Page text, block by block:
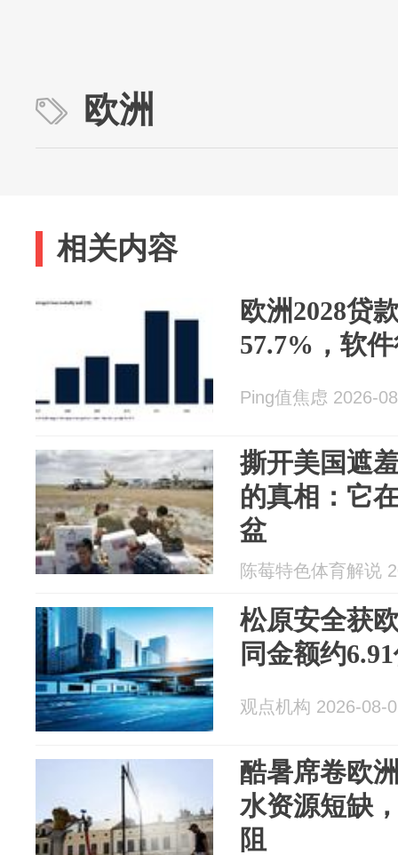
欧洲
相关内容
欧洲2028贷
57.7%，软
Ping值焦虑 2026-
撕开美国遮
的真相：它
盆
陈莓特色体育解说
松原安全获
同金额约
观点机构 2026-08-
酷暑席卷欧
水资源短缺
阻